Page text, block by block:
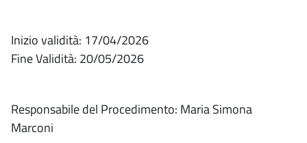
Inizio validità: 17/04/2026
Fine Validità: 20/05/2026
Responsabile del Procedimento: Maria Simona
Marconi